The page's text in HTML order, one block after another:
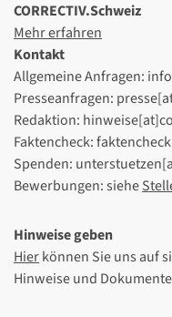
CORRECTIV.Schweiz
Mehr erfahren
Kontakt
Allgemeine Anfragen:
Presseanfragen:
Redaktion:
Faktencheck:
Spenden:
Bewerbungen: siehe
Hinweise geben
Hierkönnen Sie uns auf
Hinweise und